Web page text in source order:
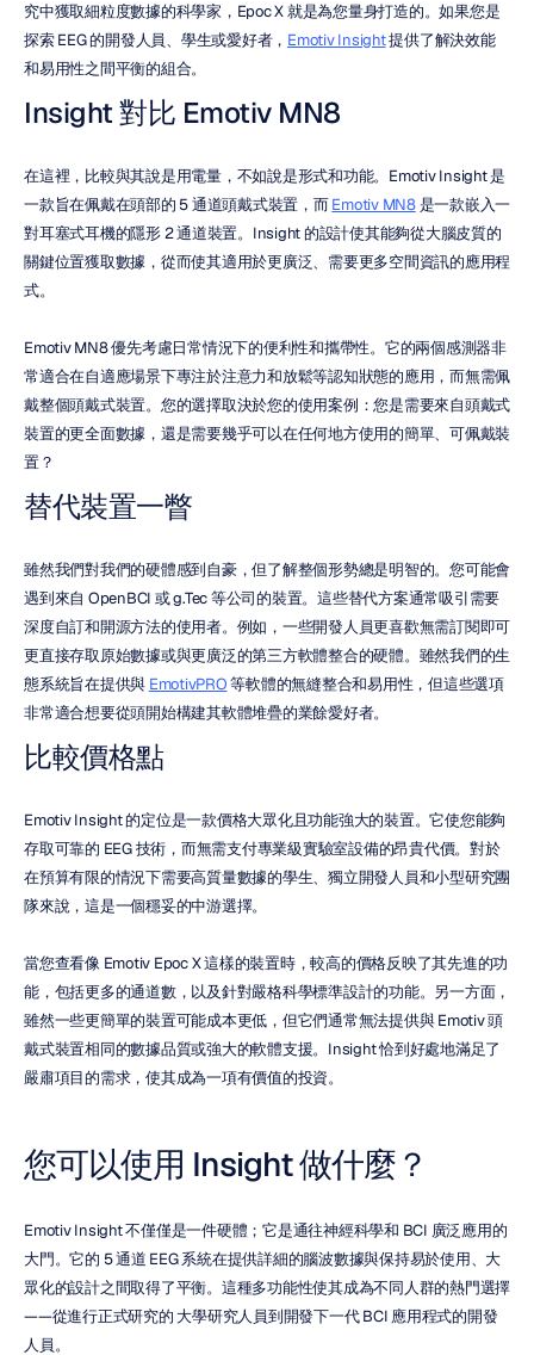
究中獲取細粒度數據的科學家，Epoc X 就是為您量身打造的。如果您是
探索 EEG 的開發人員、學生或愛好者， Emotiv Insight 提供了解決效能
和易用性之間平衡的組合。
Insight 對比 Emotiv MN8
在這裡，比較與其說是用電量，不如說是形式和功能。Emotiv Insight 是
一款旨在佩戴在頭部的 5 通道頭戴式裝置，而 Emotiv MN8 是一款嵌入一
對耳塞式耳機的隱形 2 通道裝置。Insight 的設計使其能夠從大腦皮質的
關鍵位置獲取數據，從而使其適用於更廣泛、需要更多空間資訊的應用程
式。
Emotiv MN8 優先考慮日常情況下的便利性和攜帶性。它的兩個感測器非
常適合在自適應場景下專注於注意力和放鬆等認知狀態的應用，而無需佩
戴整個頭戴式裝置。您的選擇取決於您的使用案例：您是需要來自頭戴式
裝置的更全面數據，還是需要幾乎可以在任何地方使用的簡單、可佩戴裝
置？
替代裝置一瞥
雖然我們對我們的硬體感到自豪，但了解整個形勢總是明智的。您可能會
遇到來自 OpenBCI 或 g.Tec 等公司的裝置。這些替代方案通常吸引需要
深度自訂和開源方法的使用者。例如，一些開發人員更喜歡無需訂閱即可
更直接存取原始數據或與更廣泛的第三方軟體整合的硬體。雖然我們的生
態系統旨在提供與 EmotivPRO 等軟體的無縫整合和易用性，但這些選項
非常適合想要從頭開始構建其軟體堆疊的業餘愛好者。
比較價格點
Emotiv Insight 的定位是一款價格大眾化且功能強大的裝置。它使您能夠
存取可靠的 EEG 技術，而無需支付專業級實驗室設備的昂貴代價。對於
在預算有限的情況下需要高質量數據的學生、獨立開發人員和小型研究團
隊來說，這是一個穩妥的中游選擇。
當您查看像 Emotiv Epoc X 這樣的裝置時，較高的價格反映了其先進的功
能，包括更多的通道數，以及針對嚴格科學標準設計的功能。另一方面，
雖然一些更簡單的裝置可能成本更低，但它們通常無法提供與 Emotiv 頭
戴式裝置相同的數據品質或強大的軟體支援。Insight 恰到好處地滿足了
嚴肅項目的需求，使其成為一項有價值的投資。
您可以使用 Insight 做什麼？
Emotiv Insight 不僅僅是一件硬體；它是通往神經科學和 BCI 廣泛應用的
大門。它的 5 通道 EEG 系統在提供詳細的腦波數據與保持易於使用、大
眾化的設計之間取得了平衡。這種多功能性使其成為不同人群的熱門選擇
——從進行正式研究的 大學研究人員到開發下一代 BCI 應用程式的開發
人員。